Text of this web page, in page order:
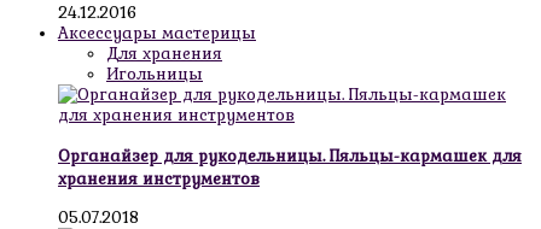
24.12.2016
Аксессуары мастерицы
Для хранения
Игольницы
Органайзер для рукодельницы. Пяльцы-кармашек для
хранения инструментов
05.07.2018